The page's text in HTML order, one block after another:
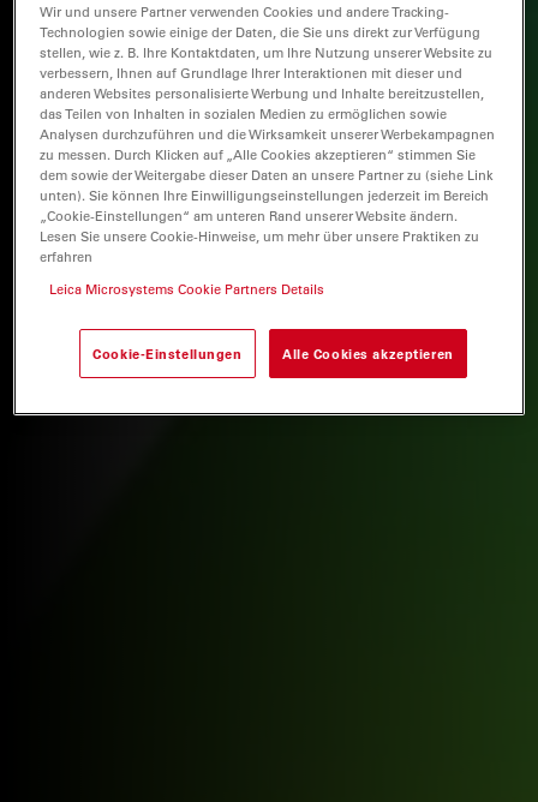
Wir und unsere Partner verwenden Cookies und andere Tracking-
Technologien sowie einige der Daten, die Sie uns direkt zur Verfügung
stellen, wie z. B. Ihre Kontaktdaten, um Ihre Nutzung unserer Website zu
verbessern, Ihnen auf Grundlage Ihrer Interaktionen mit dieser und
anderen Websites personalisierte Werbung und Inhalte bereitzustellen,
das Teilen von Inhalten in sozialen Medien zu ermöglichen sowie
Analysen durchzuführen und die Wirksamkeit unserer Werbekampagnen
zu messen. Durch Klicken auf „Alle Cookies akzeptieren“ stimmen Sie
dem sowie der Weitergabe dieser Daten an unsere Partner zu (siehe Link
unten). Sie können Ihre Einwilligungseinstellungen jederzeit im Bereich
„Cookie-Einstellungen“ am unteren Rand unserer Website ändern.
Lesen Sie unsere Cookie-Hinweise, um mehr über unsere Praktiken zu
erfahren
Leica Microsystems Cookie Partners Details
Cookie-Einstellungen Alle Cookies akzeptieren